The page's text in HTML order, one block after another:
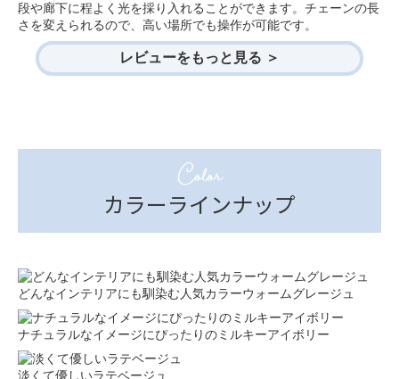
段や廊下に程よく光を採り入れることができます。チェーンの長
さを変えられるので、高い場所でも操作が可能です。
レビューをもっと見る ＞
Color
カラーラインナップ
どんなインテリアにも馴染む人気カラーウォームグレージュ
ナチュラルなイメージにぴったりのミルキーアイボリー
淡くて優しいラテベージュ